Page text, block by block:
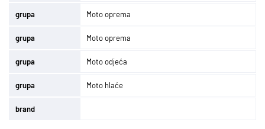
grupa Moto oprema
grupa Moto oprema
grupa Moto odjeća
grupa Moto hlaće
brand